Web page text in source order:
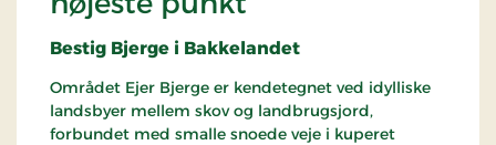
Bestig Bjerge i Bakkelandet
Området Ejer Bjerge er kendetegnet ved idylliske
landsbyer mellem skov og landbrugsjord,
forbundet med smalle snoede veje i kuperet